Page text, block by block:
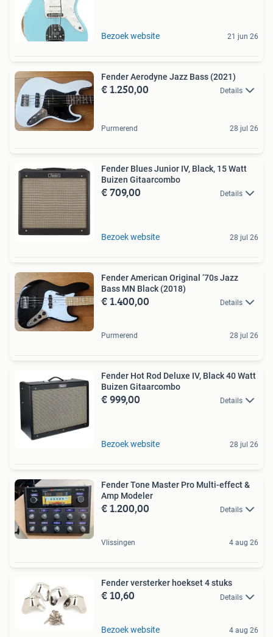
Bezoek website 21 jun 26
Fender Aerodyne Jazz Bass (2021)
€ 1.250,00 Details
Purmerend 28 jul 26
Fender Blues Junior IV, Black, 15 Watt
Buizen Gitaarcombo
€ 709,00 Details
Bezoek website 28 jul 26
Fender American Original ‘70s Jazz
Bass MN Black (2018)
€ 1.400,00 Details
Purmerend 28 jul 26
Fender Hot Rod Deluxe IV, Black 40 Watt
Buizen Gitaarcombo
€ 999,00 Details
Bezoek website 28 jul 26
Fender Tone Master Pro Multi-effect &
Amp Modeler
€ 1.200,00 Details
Vlissingen 4 aug 26
Fender versterker hoekset 4 stuks
€ 10,60 Details
Bezoek website 4 aug 26